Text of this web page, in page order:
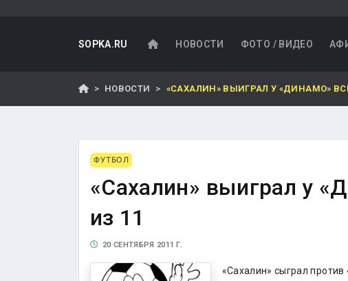
SOPKA.RU НОВОСТИ ФОТО / ВИДЕО
НОВОСТИ «САХАЛИН» ВЫИГРАЛ У «ДИНАМО»
ФУТБОЛ
«Сахалин» выиграл у
из 11
20 СЕНТЯБРЯ 2011 Г.
«Сахалин» сыграл